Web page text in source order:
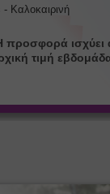
Καλοκαιρινή
τιμή